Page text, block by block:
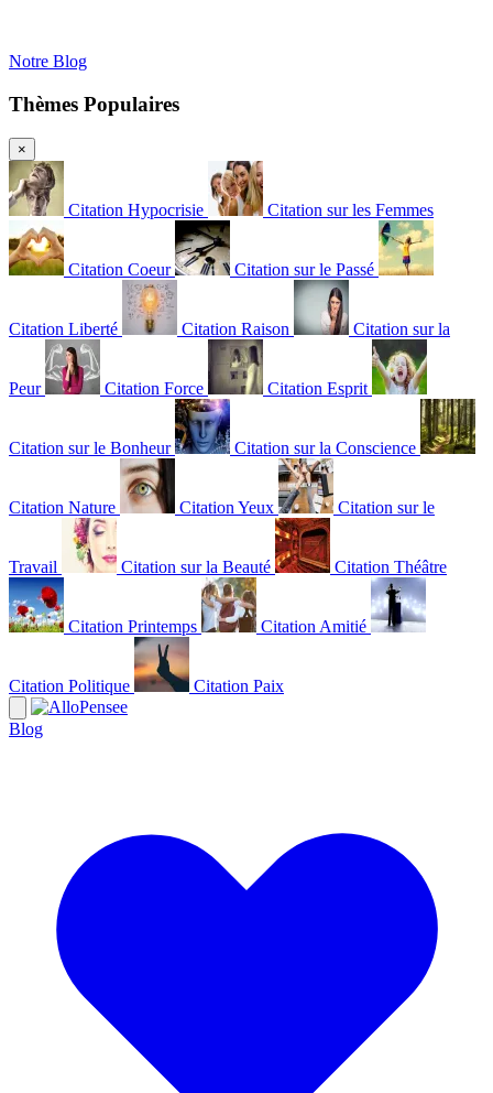
Notre Blog
Thèmes Populaires
×
Citation Hypocrisie Citation sur les Femmes
Citation Coeur Citation sur le Passé
Citation Liberté Citation Raison Citation sur la
Peur Citation Force Citation Esprit
Citation sur le Bonheur Citation sur la Conscience
Citation Nature Citation Yeux Citation sur le
Travail Citation sur la Beauté Citation Théâtre
Citation Printemps Citation Amitié
Citation Politique Citation Paix
Blog